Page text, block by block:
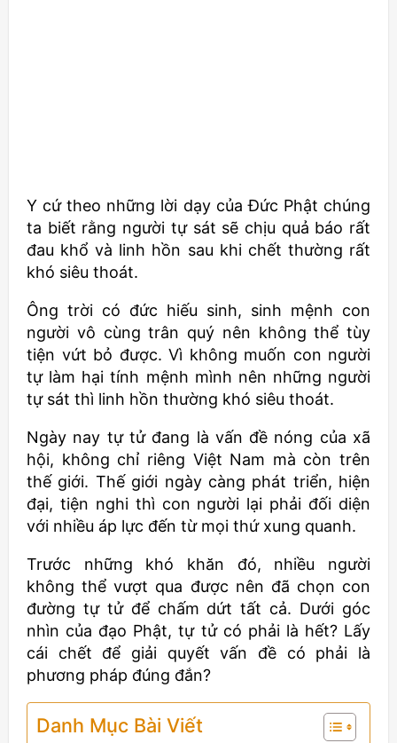
Y cứ theo những lời dạy của Đức Phật chúng
ta biết rằng người tự sát sẽ chịu quả báo rất
đau khổ và linh hồn sau khi chết thường rất
khó siêu thoát.
Ông trời có đức hiếu sinh, sinh mệnh con
người vô cùng trân quý nên không thể tùy
tiện vứt bỏ được. Vì không muốn con người
tự làm hại tính mệnh mình nên những người
tự sát thì linh hồn thường khó siêu thoát.
Ngày nay tự tử đang là vấn đề nóng của xã
hội, không chỉ riêng Việt Nam mà còn trên
thế giới. Thế giới ngày càng phát triển, hiện
đại, tiện nghi thì con người lại phải đối diện
với nhiều áp lực đến từ mọi thứ xung quanh.
Trước những khó khăn đó, nhiều người
không thể vượt qua được nên đã chọn con
đường tự tử để chấm dứt tất cả. Dưới góc
nhìn của đạo Phật, tự tử có phải là hết? Lấy
cái chết để giải quyết vấn đề có phải là
phương pháp đúng đắn?
Danh Mục Bài Viết